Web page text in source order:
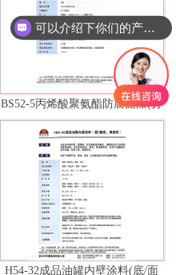
BS52-5丙烯酸聚氨酯防腐面漆(分
装)
H54-32成品油罐内壁涂料(底/面
可以介绍下你们的产品么